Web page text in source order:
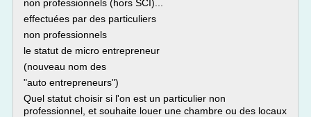
non professionnels (hors SCI)...
effectuées par des particuliers
non professionnels
le statut de micro entrepreneur
(nouveau nom des
"auto entrepreneurs")
Quel statut choisir si l'on est un particulier non
professionnel, et souhaite louer une chambre ou des locaux